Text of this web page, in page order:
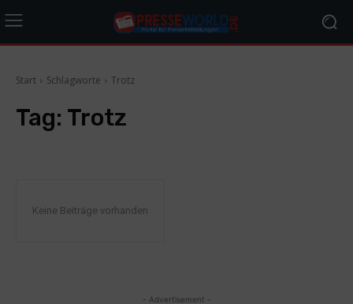
Start Schlagworte Trotz
Tag: Trotz
Keine Beiträge vorhanden
- Advertisement -